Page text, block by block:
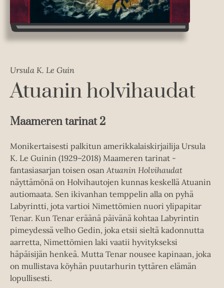
Ursula K. Le Guin
Atuanin holvihaudat
Maameren tarinat 2
Monikertaisesti palkitun amerikkalaiskirjailija Ursula
K. Le Guinin (1929­–2018) Maameren tarinat -
fantasiasarjan toisen osan Atuanin Holvihaudat
näyttämönä on Holvihautojen kunnas keskellä Atuanin
autiomaata. Sen ikivanhan temppelin alla on pyhä
Labyrintti, jota vartioi Nimettömien nuori ylipapitar
Tenar. Kun Tenar eräänä päivänä kohtaa Labyrintin
pimeydessä velho Gedin, joka etsii sieltä kadonnutta
aarretta, Nimettömien laki vaatii hyvitykseksi
häpäisijän henkeä. Mutta Tenar nousee kapinaan, joka
on mullistava köyhän puutarhurin tyttären elämän
lopullisesti.